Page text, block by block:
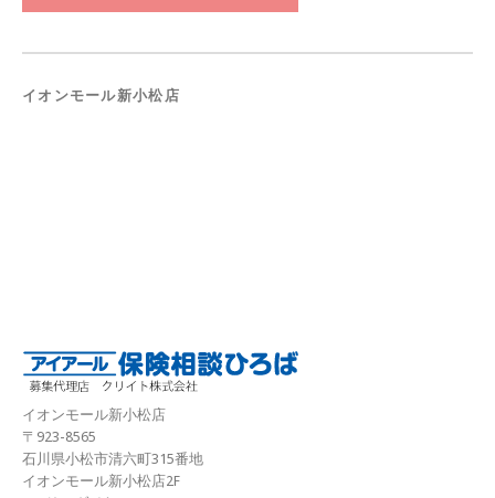
イオンモール新小松店
イオンモール新小松店
〒923-8565
石川県小松市清六町315番地
イオンモール新小松店2F